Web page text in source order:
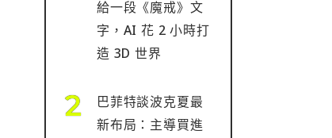
給一段《魔戒》文
字，AI 花 2 小時打
造 3D 世界
巴菲特談波克夏最
新布局：主導買進